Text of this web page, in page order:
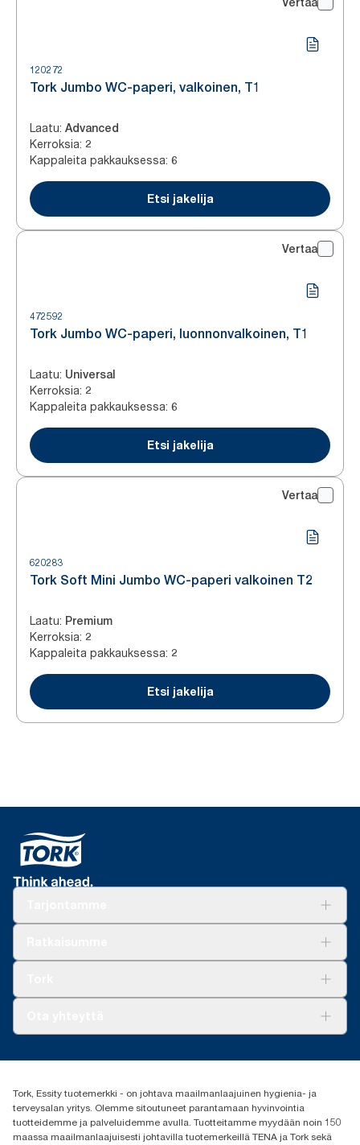
120272
Tork Jumbo WC-paperi, valkoinen, T1
Laatu: Advanced
Kerroksia: 2
Kappaleita pakkauksessa: 6
Etsi jakelija
Vertaa
472592
Tork Jumbo WC-paperi, luonnonvalkoinen, T1
Laatu: Universal
Kerroksia: 2
Kappaleita pakkauksessa: 6
Etsi jakelija
Vertaa
620283
Tork Soft Mini Jumbo WC-paperi valkoinen T2
Laatu: Premium
Kerroksia: 2
Kappaleita pakkauksessa: 2
Etsi jakelija
(+358) 9 5068 8222
Oy Essity Finland Ab
Revontulenkuja 1
02100 Espoo
Tork, Essity tuotemerkki - on johtava maailmanlaajuinen hygienia- ja
terveysalan yritys. Olemme sitoutuneet parantamaan hyvinvointia
tuotteidemme ja palveluidemme avulla. Tuotteitamme myydään noin 150
maassa maailmanlaajuisesti johtavilla tuotemerkeillä TENA ja Tork sekä